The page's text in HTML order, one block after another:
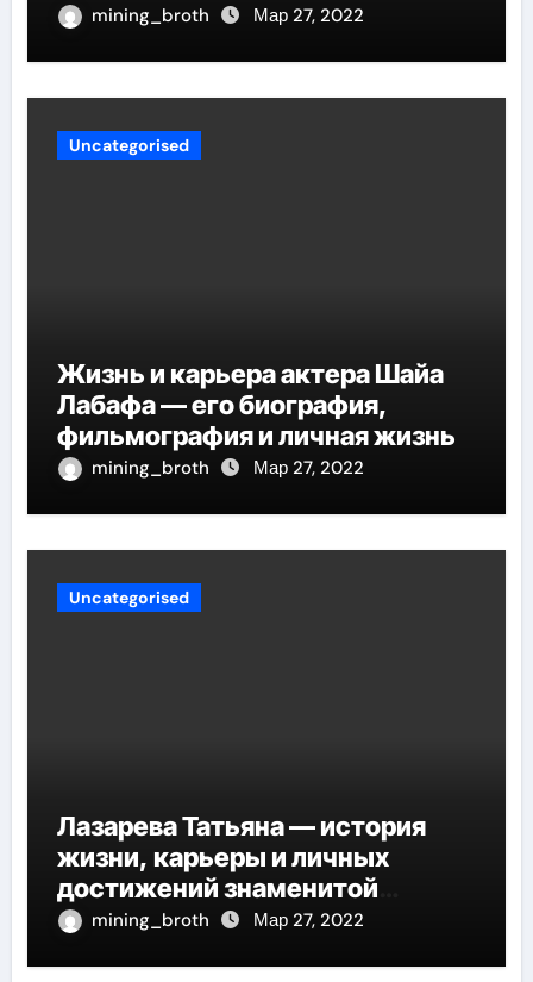
mining_broth Мар 27, 2022
Uncategorised
Жизнь и карьера актера Шайа
Лабафа — его биография,
фильмография и личная жизнь
mining_broth Мар 27, 2022
Uncategorised
Лазарева Татьяна — история
жизни, карьеры и личных
достижений знаменитой
актрисы, восходящей на олимп
mining_broth Мар 27, 2022